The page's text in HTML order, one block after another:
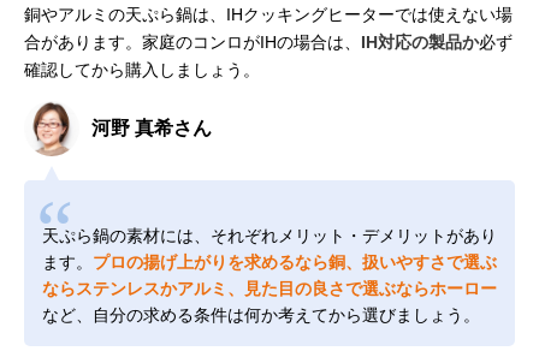
銅やアルミの天ぷら鍋は、IHクッキングヒーターでは使えない場
合があります。家庭のコンロがIHの場合は、 IH対応の製品か必ず
確認してから購入しましょう。
河野 真希さん
天ぷら鍋の素材には、それぞれメリット・デメリットがあり
ます。 プロの揚げ上がりを求めるなら銅、扱いやすさで選ぶ
ならステンレスかアルミ、見た目の良さで選ぶならホーロー
など、自分の求める条件は何か考えてから選びましょう。